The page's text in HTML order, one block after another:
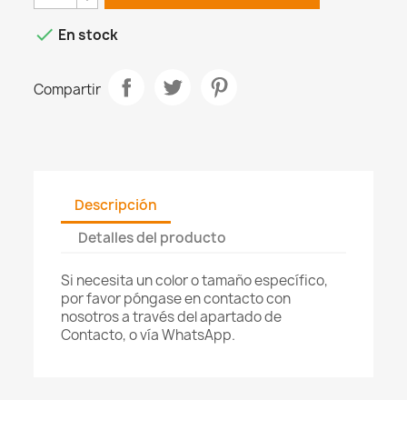
 En stock
Compartir
Descripción
Detalles del producto
Si necesita un color o tamaño específico,
por favor póngase en contacto con
nosotros a través del apartado de
Contacto, o vía WhatsApp.